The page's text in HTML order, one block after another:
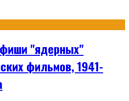
"ядерных"
фильмов, 1941-